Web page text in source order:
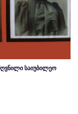
საიუბილეო